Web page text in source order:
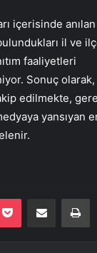
içerisinde
il ve
faaliyetleri
Sonuç
edilmekte,
yansıyan
Pocket E-Posta ile paylaş